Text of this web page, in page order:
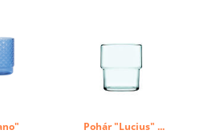
Pohár "Lucius" ...